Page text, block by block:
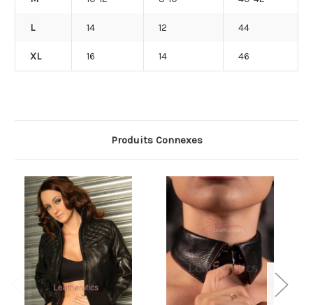
L 14 12 44
XL 16 14 46
Produits Connexes